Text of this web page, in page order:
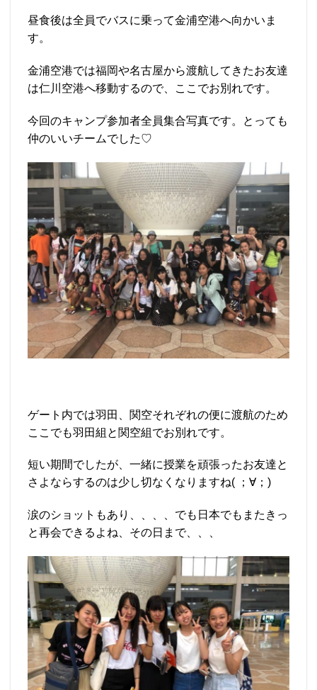
昼食後は全員でバスに乗って金浦空港へ向かいま
す。
金浦空港では福岡や名古屋から渡航してきたお友達
は仁川空港へ移動するので、ここでお別れです。
今回のキャンプ参加者全員集合写真です。とっても
仲のいいチームでした♡
ゲート内では羽田、関空それぞれの便に渡航のため
ここでも羽田組と関空組でお別れです。
短い期間でしたが、一緒に授業を頑張ったお友達と
さよならするのは少し切なくなりますね( ；∀；)
涙のショットもあり、、、、でも日本でもまたきっ
と再会できるよね、その日まで、、、